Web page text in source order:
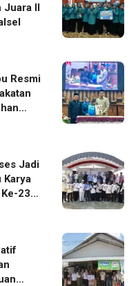
Juara II
Resmi
Jadi
Karya
23